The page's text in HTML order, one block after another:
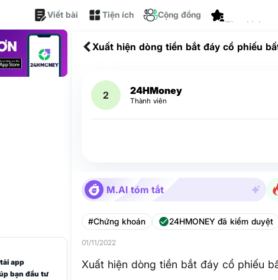
Viết bài Tiện ích Cộng đồng
app
bạn đầu tư
Xuất hiện dòng tiền bắt đáy cổ phiếu
2 24HMoney
Thành viên
M.AI tóm tắt
#Chứng khoán 24HMONEY đã kiểm duyệt
01/11/2022
Xuất hiện dòng tiền bắt đáy cổ phiếu